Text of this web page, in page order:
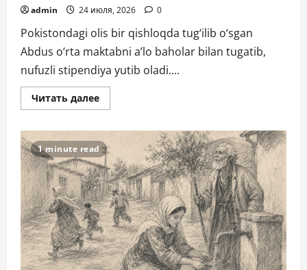
admin 24 июля, 2026 0
Pokistondagi olis bir qishloqda tug‘ilib o‘sgan
Abdus o‘rta maktabni a’lo baholar bilan tugatib,
nufuzli stipendiya yutib oladi....
Читать далееПрочитать
больше
Nobel
mukofoti
sovrindori
Abdus
Salamning
qiziqarli
hikoyasi
1 minute read